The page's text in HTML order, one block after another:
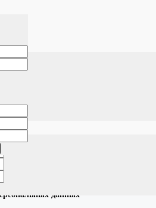
оферта
данных